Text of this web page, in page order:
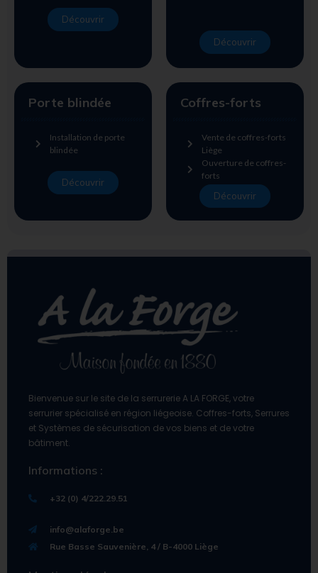
Découvrir
Découvrir
Porte blindée
Installation de porte
blindée
Découvrir
Coffres-forts
Vente de coffres-forts
Liège
Ouverture de coffres-
forts
Découvrir
Bienvenue sur le site de la serrurerie A LA FORGE, votre
serrurier spécialisé en région liégeoise. Coffres-forts, Serrures
et Systèmes de sécurisation de vos biens et de votre
bâtiment.
Informations :
+32 (0) 4/222.29.51
info@alaforge.be
Rue Basse Sauvenière, 4 / B-4000 Liège